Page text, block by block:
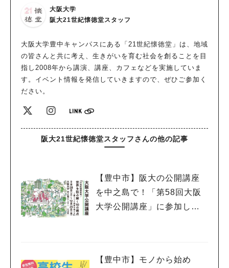
大阪大学
阪大21世紀懐徳堂スタッフ
大阪大学豊中キャンパスにある「21世紀懐徳堂」は、地域
の皆さんと共に考え、生きがいを育む社会を創ることを目
指し2008年から講演、講座、カフェなどを実施していま
す。イベント情報を発信していきますので、ぜひご参加く
ださい。
阪大21世紀懐徳堂スタッフさんの他の記事
【豊中市】阪大の公開講座
を中之島で！「第58回大阪
大学公開講座」に参加しよ
【豊中市】モノから始め